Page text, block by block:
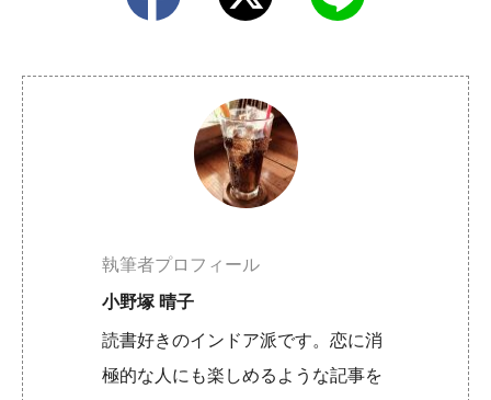
執筆者プロフィール
小野塚 晴子
読書好きのインドア派です。恋に消
極的な人にも楽しめるような記事を